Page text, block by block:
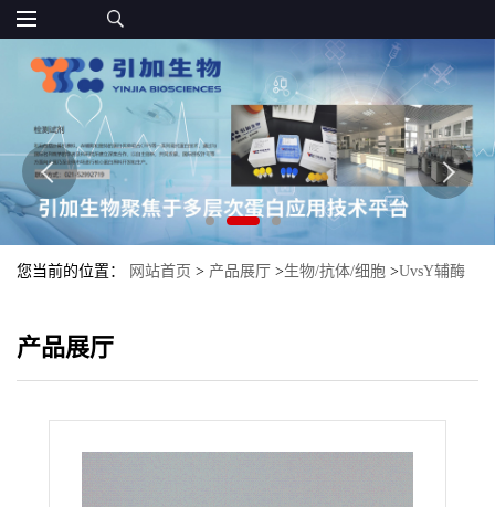
您当前的位置： 网站首页 > 产品展厅 >生物/抗体/细胞 >UvsY辅酶
产品展厅